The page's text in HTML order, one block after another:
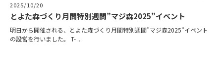
2025/10/20
とよた森づくり月間特別週間”マジ森2025”イベント
明日から開催される、とよた森づくり月間特別週間”マジ森2025”イベント
の設営を行いました。 T- ...